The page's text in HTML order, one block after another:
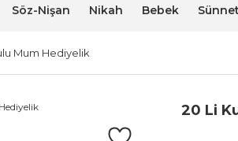
Söz-Nişan Nikah Bebek Sünnet
Mum Hediyelik
20 Li